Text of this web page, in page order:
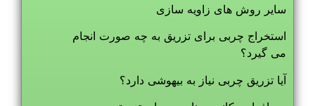
سایر روش های زاویه سازی
استخراج چربی برای تزریق به چه صورت انجام
می گیرد؟
آیا تزریق چربی نیاز به بیهوشی دارد؟